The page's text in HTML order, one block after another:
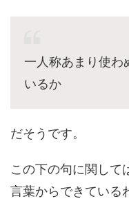
一人称あまり使
いるか
だそうです。
この下の句に関して
言葉からできている